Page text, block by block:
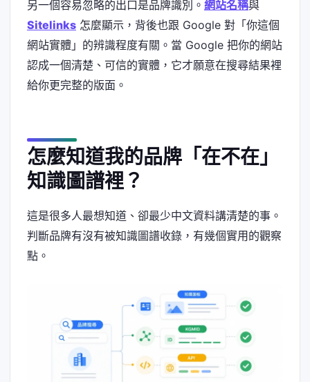
另一個容易忽略的出口是品牌識別。 網站名稱與
Sitelinks 怎麼顯示，背後也跟 Google 對「你這個
網站實體」的辨識程度有關。當 Google 把你的網站
認成一個清楚、可信的實體，它才願意在搜尋結果裡
給你更完整的版面。
怎麼知道我的品牌「在不在」
知識圖譜裡？
這是很多人最想知道、卻最少中文資料講清楚的事。
判斷品牌有沒有被知識圖譜收錄，有幾個實用的觀察
點。